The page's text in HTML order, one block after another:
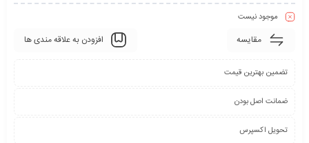
موجود نیست
مقایسه افزودن به علاقه مندی ها
تضمین بهترین قیمت
ضمانت اصل بودن
تحویل اکسپرس